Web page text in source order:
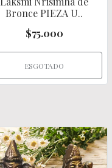
Bronce PIEZA U..
$75.000
ESGOTADO